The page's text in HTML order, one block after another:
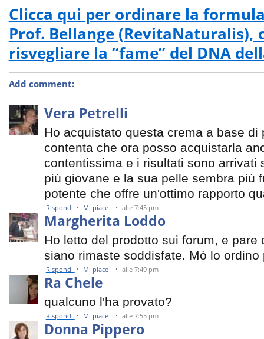
Clicca qui per ordinare la
Prof. Bellange (RevitaNaturalis),
risvegliare la “fame” del DNA
Add comment:
Vera Petrelli
Ho acquistato questa crema a base
contenta che ora posso acquistarla
contentissima e i risultati sono arrivati
più giovane e la sua pelle sembra più
potente che offre un'ottimo rapporto
Rispondi · Mi piace · alle 7:45 pm
Margherita Loddo
Ho letto del prodotto sui forum, e
siano rimaste soddisfate. Mò lo ordino
Rispondi · Mi piace · alle 7:49 pm
Ra Chele
qualcuno l'ha provato?
Rispondi · Mi piace · alle 7:55 pm
Donna Pippero